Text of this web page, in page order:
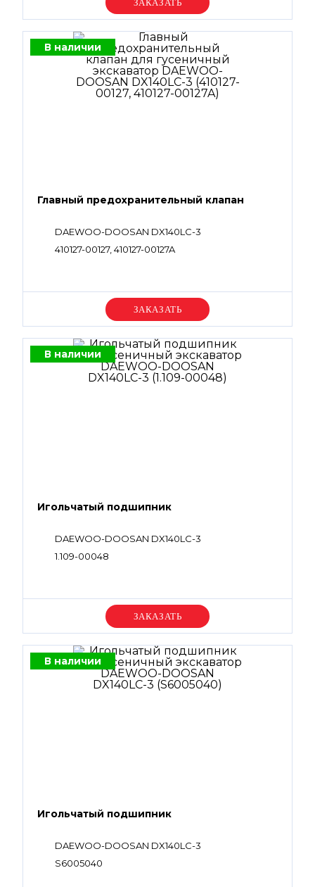
В наличии
Главный предохранительный клапан
DAEWOO-DOOSAN DX140LC-3
410127-00127, 410127-00127A
Уточняйте цену
В наличии
Игольчатый подшипник
DAEWOO-DOOSAN DX140LC-3
1.109-00048
Уточняйте цену
В наличии
Игольчатый подшипник
DAEWOO-DOOSAN DX140LC-3
S6005040